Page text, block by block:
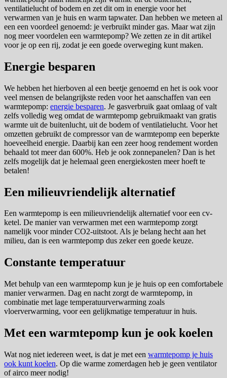
ventilatielucht of bodem en zet dit om in energie voor het
verwarmen van je huis en warm tapwater. Dan hebben we meteen al
een een voordeel genoemd: je verbruikt minder gas. Maar wat zijn
nog meer voordelen een warmtepomp? We zetten ze in dit artikel
voor je op een rij, zodat je een goede overweging kunt maken.
Energie besparen
We hebben het hierboven al een beetje genoemd en het is ook voor
veel mensen de belangrijkste reden voor het aanschaffen van een
warmtepomp: energie besparen. Je gasverbruik gaat omlaag of valt
zelfs volledig weg omdat de warmtepomp gebruikmaakt van gratis
warmte uit de buitenlucht, uit de bodem of ventilatielucht. Voor het
omzetten gebruikt de compressor van de warmtepomp een beperkte
hoeveelheid energie. Daarbij kan een zeer hoog rendement worden
behaald tot meer dan 600%. Heb je ook zonnepanelen? Dan is het
zelfs mogelijk dat je helemaal geen energiekosten meer hoeft te
betalen!
Een milieuvriendelijk alternatief
Een warmtepomp is een milieuvriendelijk alternatief voor een cv-
ketel. De manier van verwarmen met een warmtepomp zorgt
namelijk voor minder CO2-uitstoot. Als je belang hecht aan het
milieu, dan is een warmtepomp dus zeker een goede keuze.
Constante temperatuur
Met behulp van een warmtepomp kun je je huis op een comfortabele
manier verwarmen. Dag en nacht zorgt de warmtepomp, in
combinatie met lage temperatuurverwarming zoals
vloerverwarming, voor een gelijkmatige temperatuur in huis.
Met een warmtepomp kun je ook koelen
Wat nog niet iedereen weet, is dat je met een warmtepomp je huis
ook kunt koelen. Op die warme zomerdagen heb je geen ventilator
of airco meer nodig!